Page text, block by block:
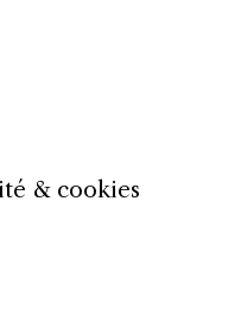
& cookies